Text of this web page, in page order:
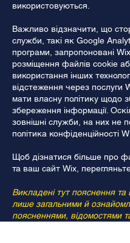
використовуються.
Важливо відзначити, що
служби, такі як Google
програми, запропоновані Wix,
розміщення файлів cookie
використання інших
відстеження через послуги
мати власну політику щодо
збереження інформації.
зовнішні служби, на них не
політика конфіденційності
Щоб дізнатися більше про
та ваш сайт Wix,
Викладені тут пояснення та
лише загальними й
поясненнями, відомостями